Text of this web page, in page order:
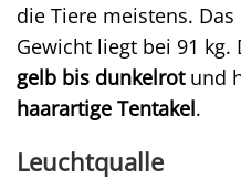
die Tiere meistens.
Gewicht liegt bei 91
gelb bis dunkelrotund
haarartige Tentakel.
Leuchtqualle